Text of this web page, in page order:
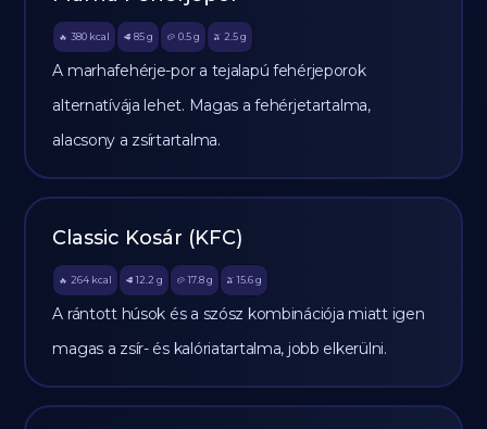
🔥 380 kcal 🥩 85 g 🥔 0.5g 🫒 2.5 g
A marhafehérje-por a tejalapú fehérjeporok
alternatívája lehet. Magas a fehérjetartalma,
alacsony a zsírtartalma.
Classic Kosár (KFC)
🔥 264 kcal 🥩 12.2 g 🥔 17.8g 🫒 15.6 g
A rántott húsok és a szósz kombinációja miatt igen
magas a zsír- és kalóriatartalma, jobb elkerülni.